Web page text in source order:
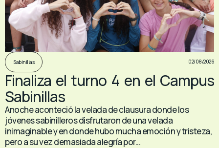
Sabinillas 02/08/2026
Finaliza el turno 4 en el Campus
Sabinillas
Anoche aconteció la velada de clausura donde los
jóvenes sabinilleros disfrutaron de una velada
inimaginable y en donde hubo mucha emoción y tristeza,
pero a su vez demasiada alegría por...